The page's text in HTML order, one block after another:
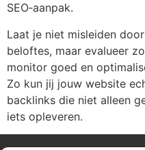
SEO‑aanpak.
Laat je niet misleiden
beloftes, maar evalueer
monitor goed en
Zo kun jij jouw website
backlinks die niet alleen
iets opleveren.